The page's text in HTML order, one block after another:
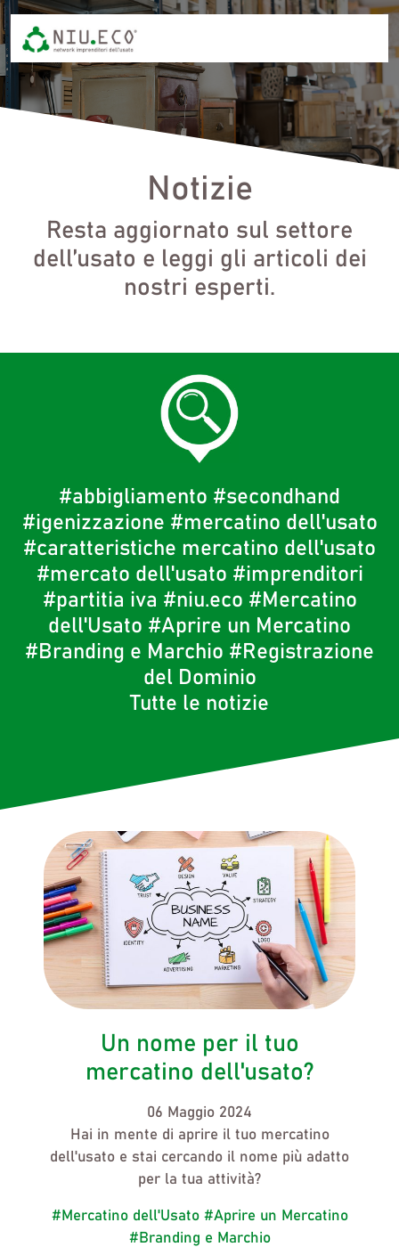
Notizie
Resta aggiornato sul settore
dell’usato e leggi gli articoli dei
nostri esperti.
#abbigliamento #secondhand
#igenizzazione #mercatino dell'usato
#caratteristiche mercatino dell'usato
#mercato dell'usato #imprenditori
#partitia iva #niu.eco #Mercatino
dell'Usato #Aprire un Mercatino
#Branding e Marchio #Registrazione
del Dominio
Tutte le notizie
Un nome per il tuo
mercatino dell'usato?
06 Maggio 2024
Hai in mente di aprire il tuo mercatino
dell'usato e stai cercando il nome più adatto
per la tua attività?
#Mercatino dell'Usato #Aprire un Mercatino
#Branding e Marchio